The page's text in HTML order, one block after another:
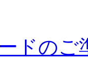
ドのご